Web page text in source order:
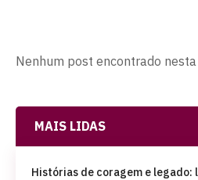
Nenhum post encontrado
MAIS LIDAS
Histórias de coragem e legado: